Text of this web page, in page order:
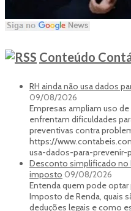
Conteúdo
RH ainda não usa dados
09/08/2026
Empresas ampliam uso
enfrentam dificuldades
preventivas contra
https://
usa-dados-para-
Desconto simplificado no
imposto 09/08/2026
Entenda quem pode
Imposto de Renda, quais
deduções legais e como